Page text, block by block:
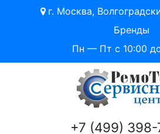
г. Москва,
Бренды
Пн — Пт с 10:00
+7 (499) 398-